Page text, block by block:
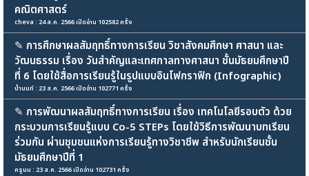
คณิตศาสตร์
cheva : 24 ส.ค. 2566 เปิดอ่าน 102582 ครั้ง
✎ การศึกษาผลสัมฤทธิ์ทางการเรียน วิชาสังคมศึกษา ศาสนา และ
วัฒนธรรม เรื่อง วันสำคัญและเทศกาลทางศาสนา ชั้นมัธยมศึกษาปี
ที่ 6 โดยใช้สื่อการเรียนรู้ในรูปแบบอินโฟกราฟิก (Infographic)
น้ำนนท์ : 23 ส.ค. 2566 เปิดอ่าน 102771 ครั้ง
✎ การพัฒนาผลสัมฤทธิ์ทางการเรียน เรื่อง เทคโนโลยีรอบตัว ด้วย
กระบวนการเรียนรู้แบบ Co-5 STEPs โดยใช้วิธีการพัฒนาบทเรียน
ร่วมกัน ผ่านชุมชนแห่งการเรียนรู้ทางวิชาชีพ สำหรับนักเรียนชั้น
มัธยมศึกษาปีที่ 1
ครูนน : 23 ส.ค. 2566 เปิดอ่าน 102731 ครั้ง